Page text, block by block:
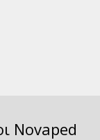
Novaped